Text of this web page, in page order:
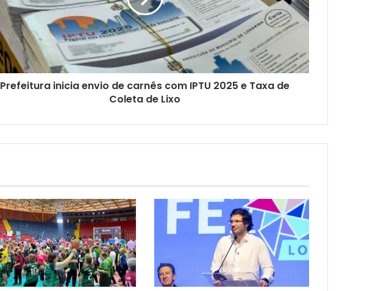
Prefeitura inicia envio de carnês com IPTU 2025 e Taxa de
Coleta de Lixo